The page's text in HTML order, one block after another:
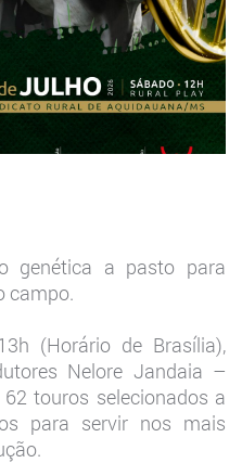
genética a pasto para
campo.
(Horário de Brasília),
Nelore Jandaia –
touros selecionados a
para servir nos mais